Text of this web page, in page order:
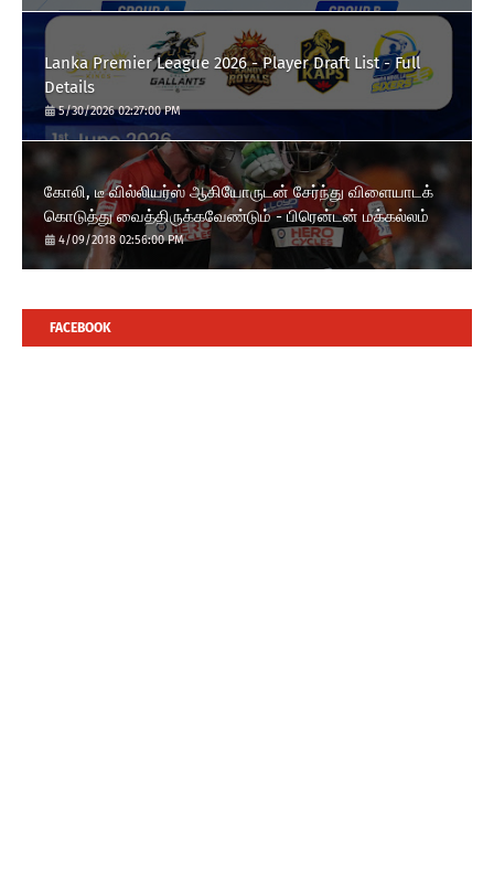
Lanka Premier League 2026 - Player Draft List - Full
Details
5/30/2026 02:27:00 PM
கோலி, டீ வில்லியர்ஸ் ஆகியோருடன் சேர்ந்து விளையாடக்
கொடுத்து வைத்திருக்கவேண்டும் - பிரென்டன் மக்கல்லம்
4/09/2018 02:56:00 PM
FACEBOOK